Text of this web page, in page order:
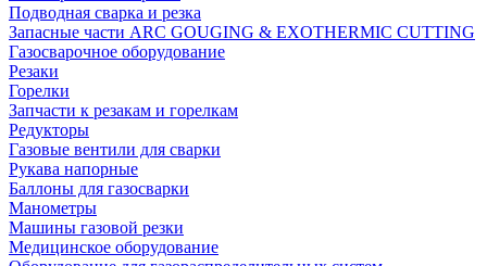
Подводная сварка и резка
Запасные части ARC GOUGING & EXOTHERMIC CUTTING
Газосварочное оборудование
Резаки
Горелки
Запчасти к резакам и горелкам
Редукторы
Газовые вентили для сварки
Рукава напорные
Баллоны для газосварки
Манометры
Машины газовой резки
Медицинское оборудование